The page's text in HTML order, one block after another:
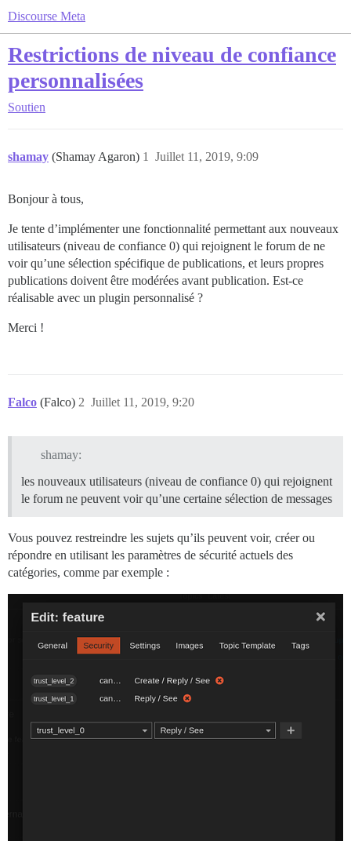
Discourse Meta
Restrictions de niveau de confiance
personnalisées
Soutien
shamay (Shamay Agaron) Juillet 11, 2019, 9:09
1
Bonjour à tous,
Je tente d’implémenter une fonctionnalité permettant aux nouveaux
utilisateurs (niveau de confiance 0) qui rejoignent le forum de ne
voir qu’une sélection spécifique de publications, et leurs propres
publications doivent être modérées avant publication. Est-ce
réalisable avec un plugin personnalisé ?
Merci !
Falco (Falco) Juillet 11, 2019, 9:20
2
shamay:
les nouveaux utilisateurs (niveau de confiance 0) qui rejoignent
le forum ne peuvent voir qu’une certaine sélection de messages
Vous pouvez restreindre les sujets qu’ils peuvent voir, créer ou
répondre en utilisant les paramètres de sécurité actuels des
catégories, comme par exemple :